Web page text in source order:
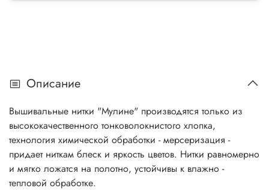
Описание
Вышивальные нитки "Мулине" производятся только из
высококачественного тонковолокнистого хлопка,
технология химической обработки - мерсеризация -
придает ниткам блеск и яркость цветов. Нитки равномерно
и мягко ложатся на полотно, устойчивы к влажно -
тепловой обработке.